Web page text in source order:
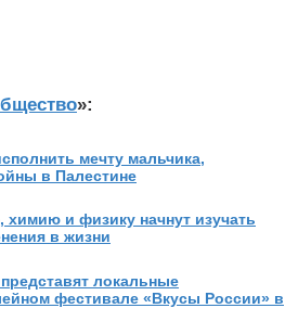
»:
мечту мальчика,
в Палестине
химию и физику начнут изучать
в жизни
локальные
фестивале «Вкусы России» в